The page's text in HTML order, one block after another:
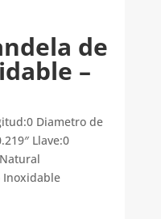
de
–
Diametro de
Llave:0
Inoxidable